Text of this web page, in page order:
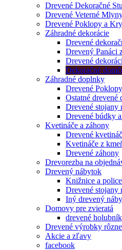
Drevené Dekoračné
Drevené Veterné
Drevené Poklopy a
Záhradné dekorácie
Drevené
Drevený Panáci
Drevené
Dekoračné
Záhradné doplnky
Drevené Poklopy
Ostatné drevené
Drevené stojany
Drevené búdky
Kvetináče a záhony
Drevené
Kvetináče z
Drevené záhony
Drevorezba na
Drevený nábytok
Knižnice a
Drevené stojany
Iný drevený
Domovy pre zvieratá
drevené
Drevené výrobky rôzne
Akcie a zľavy
facebook